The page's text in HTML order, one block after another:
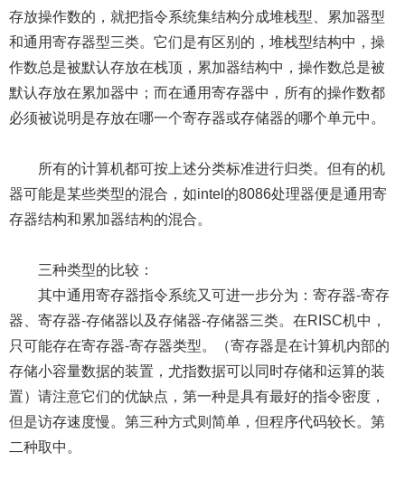
存放操作数的，就把指令系统集结构分成堆栈型、累加器型
和通用寄存器型三类。它们是有区别的，堆栈型结构中，操
作数总是被默认存放在栈顶，累加器结构中，操作数总是被
默认存放在累加器中；而在通用寄存器中，所有的操作数都
必须被说明是存放在哪一个寄存器或存储器的哪个单元中。
所有的计算机都可按上述分类标准进行归类。但有的机
器可能是某些类型的混合，如intel的8086处理器便是通用寄
存器结构和累加器结构的混合。
三种类型的比较：
其中通用寄存器指令系统又可进一步分为：寄存器-寄存
器、寄存器-存储器以及存储器-存储器三类。在RISC机中，
只可能存在寄存器-寄存器类型。（寄存器是在计算机内部的
存储小容量数据的装置，尤指数据可以同时存储和运算的装
置）请注意它们的优缺点，第一种是具有最好的指令密度，
但是访存速度慢。第三种方式则简单，但程序代码较长。第
二种取中。